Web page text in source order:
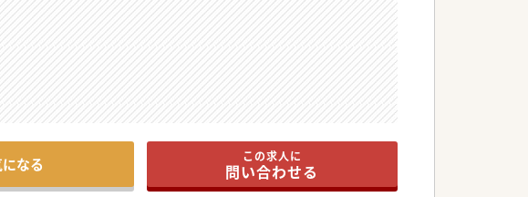
なる この求人に
問い合わせる